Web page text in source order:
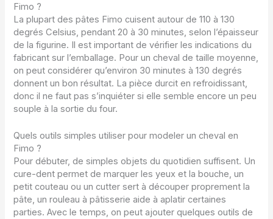
Fimo ?
La plupart des pâtes Fimo cuisent autour de 110 à 130
degrés Celsius, pendant 20 à 30 minutes, selon l’épaisseur
de la figurine. Il est important de vérifier les indications du
fabricant sur l’emballage. Pour un cheval de taille moyenne,
on peut considérer qu’environ 30 minutes à 130 degrés
donnent un bon résultat. La pièce durcit en refroidissant,
donc il ne faut pas s’inquiéter si elle semble encore un peu
souple à la sortie du four.
Quels outils simples utiliser pour modeler un cheval en
Fimo ?
Pour débuter, de simples objets du quotidien suffisent. Un
cure-dent permet de marquer les yeux et la bouche, un
petit couteau ou un cutter sert à découper proprement la
pâte, un rouleau à pâtisserie aide à aplatir certaines
parties. Avec le temps, on peut ajouter quelques outils de